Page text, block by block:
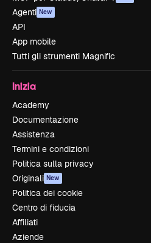
Agenti New
API
App mobile
Tutti gli strumenti Magnific
Inizia
Academy
Documentazione
Assistenza
Termini e condizioni
Politica sulla privacy
Originali New
Politica dei cookie
Centro di fiducia
Affiliati
Aziende